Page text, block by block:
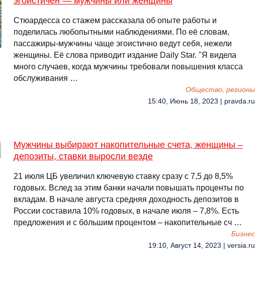
Стюардесса со стажем рассказала об опыте работы и
поделилась любопытными наблюдениями. По её словам,
пассажиры-мужчины чаще эгоистично ведут себя, нежели
женщины. Её слова приводит издание Daily Star. "Я видела
много случаев, когда мужчины требовали повышения класса
обслуживания …
Общество, регионы
15:40, Июнь 18, 2023 | pravda.ru
Мужчины выбирают накопительные счета, женщины –
депозиты, ставки выросли везде
21 июля ЦБ увеличил ключевую ставку сразу с 7,5 до 8,5%
годовых. Вслед за этим банки начали повышать проценты по
вкладам. В начале августа средняя доходность депозитов в
России составила 10% годовых, в начале июля – 7,8%. Есть
предложения и с бо́льшим процентом – накопительные сч …
Бизнес
19:10, Август 14, 2023 | versia.ru